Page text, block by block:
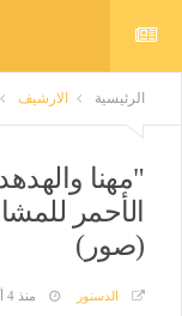
الرئيسية الارشيف
"مهنا
الأحمر
(صور)
الدستور منذ 4 أشهر